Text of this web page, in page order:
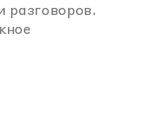
разговоров.